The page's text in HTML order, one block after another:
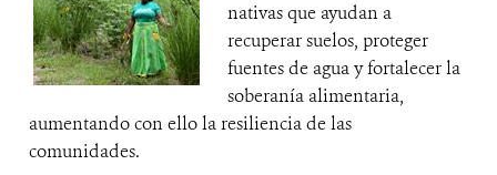
nativas que ayudan a
recuperar suelos, proteger
fuentes de agua y fortalecer la
soberanía alimentaria,
aumentando con ello la resiliencia de las
comunidades.